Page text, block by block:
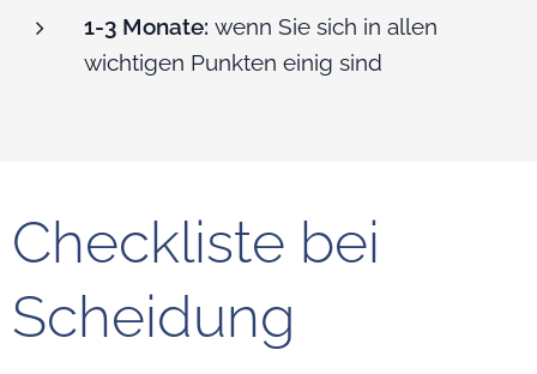
1-3 Monate: wenn Sie sich in allen
wichtigen Punkten einig sind
Checkliste bei
Scheidung